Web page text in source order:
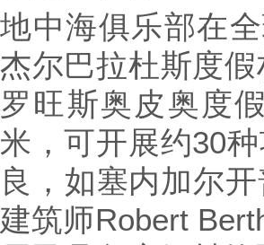
地中海俱乐部在
杰尔巴拉杜斯度
罗旺斯奥皮奥度
米，可开展约30
良，如塞内加尔
建筑师Robert